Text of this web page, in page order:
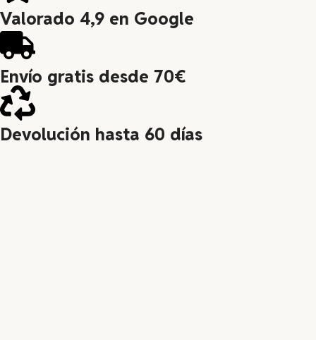
Valorado 4,9 en Google
Envío gratis desde 70€
Devolución hasta 60 días